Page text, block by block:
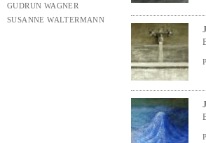
GUDRUN WAGNER
SUSANNE WALTERMANN